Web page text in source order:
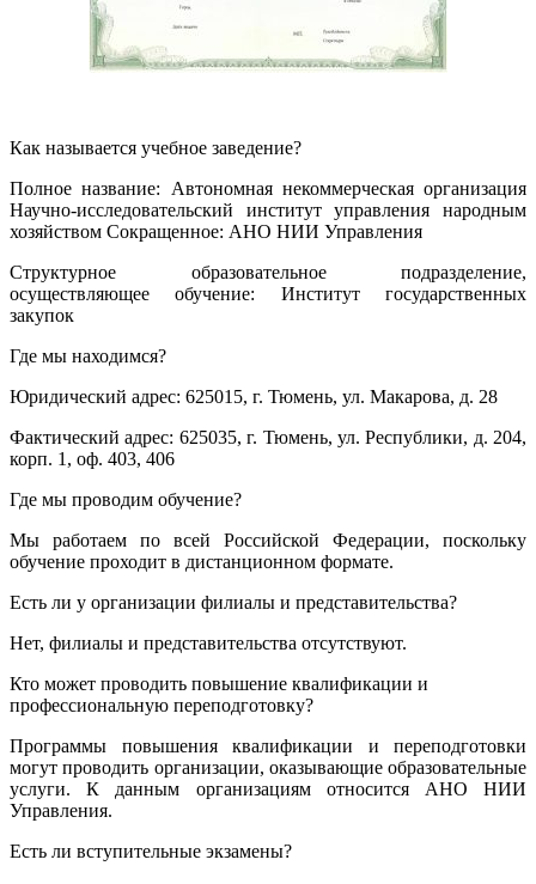
Как называется учебное заведение?
Полное название: Автономная некоммерческая организация
Научно-исследовательский институт управления народным
хозяйством Сокращенное: АНО НИИ Управления
Структурное образовательное подразделение,
осуществляющее обучение: Институт государственных
закупок
Где мы находимся?
Юридический адрес: 625015, г. Тюмень, ул. Макарова, д. 28
Фактический адрес: 625035, г. Тюмень, ул. Республики, д. 204,
корп. 1, оф. 403, 406
Где мы проводим обучение?
Мы работаем по всей Российской Федерации, поскольку
обучение проходит в дистанционном формате.
Есть ли у организации филиалы и представительства?
Нет, филиалы и представительства отсутствуют.
Кто может проводить повышение квалификации и
профессиональную переподготовку?
Программы повышения квалификации и переподготовки
могут проводить организации, оказывающие образовательные
услуги. К данным организациям относится АНО НИИ
Управления.
Есть ли вступительные экзамены?